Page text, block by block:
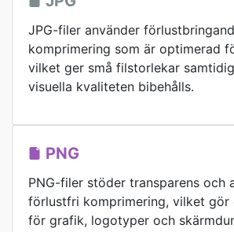
JPG-filer använder
komprimering som är optimerad
vilket ger små filstorlekar
visuella kvaliteten bibehålls.
PNG
PNG-filer stöder transparens och
förlustfri komprimering, vilket gör
för grafik, logotyper och